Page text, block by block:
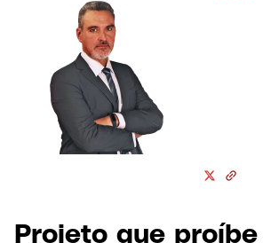
Projeto que